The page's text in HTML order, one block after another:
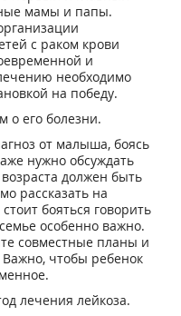
мамы и папы.
с раком крови
и
необходимо
на победу.
о его болезни.
от малыша, боясь
нужно обсуждать
должен быть
рассказать на
бояться говорить
особенно важно.
совместные планы и
чтобы ребенок
лечения лейкоза.